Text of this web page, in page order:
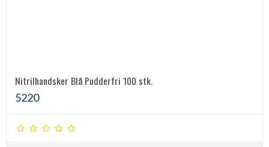
Nitrilhandsker Blå Pudderfri 100 stk.
5220